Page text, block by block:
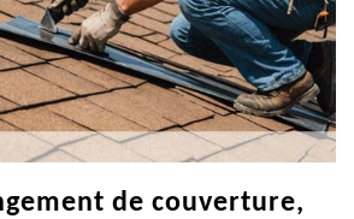
de couverture,